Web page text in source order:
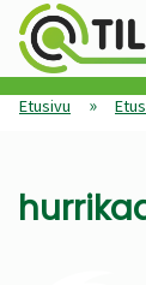
Etusivu »